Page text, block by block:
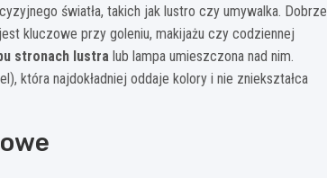
światła, takich jak lustro czy umywalka. Dobrze
kluczowe przy goleniu, makijażu czy codziennej
stronach lustra lub lampa umieszczona nad nim.
która najdokładniej oddaje kolory i nie zniekształca